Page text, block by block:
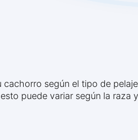
cachorro según el tipo de
puede variar según la raza